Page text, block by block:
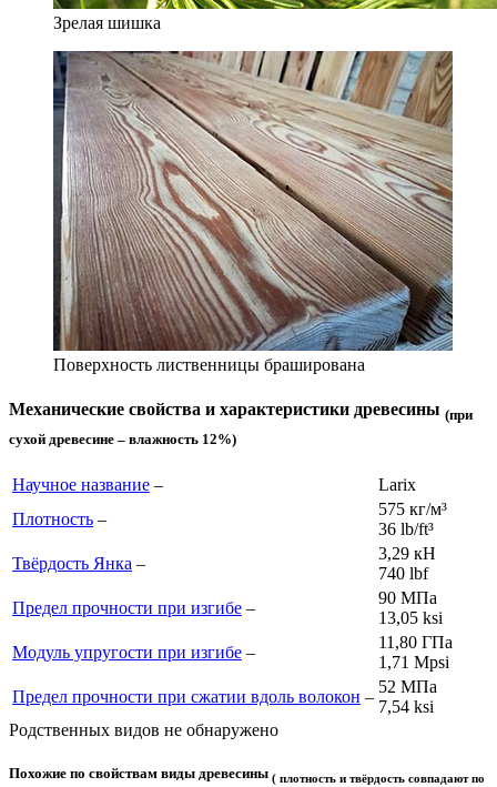
Зрелая шишка
Поверхность лиственницы браширована
Механические свойства и характеристики древесины (при
сухой древесине – влажность 12%)
Научное название –
Larix
Плотность –
575 кг/м³
36 lb/ft³
Твёрдость Янка –
3,29 кН
740 lbf
Предел прочности при изгибе –
90 МПа
13,05 ksi
Модуль упругости при изгибе –
11,80 ГПа
1,71 Mpsi
Предел прочности при сжатии вдоль волокон –
52 МПа
7,54 ksi
Родственных видов не обнаружено
Похожие по свойствам виды древесины ( плотность и твёрдость совпадают по